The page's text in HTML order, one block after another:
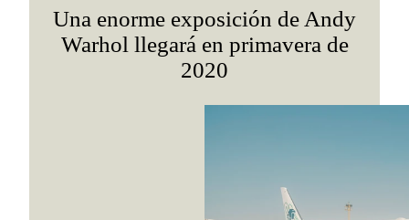
Una enorme exposición de Andy
Warhol llegará en primavera de
2020